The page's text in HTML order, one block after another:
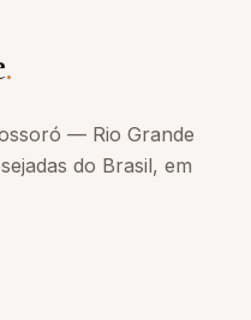
.
— Rio Grande
do Brasil, em